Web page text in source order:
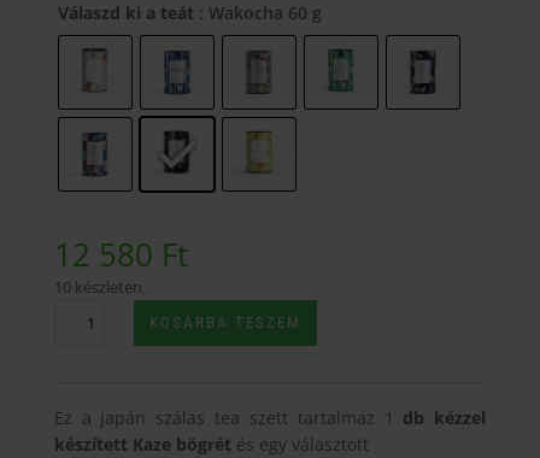
-
12
580 Ft
Válaszd ki a teát : Wakocha 60 g
12 580 Ft
10 készleten
1
Kaze
KOSÁRBA TESZEM
Ez a japán szálas tea szett tartalmaz 1 db kézzel
készített Kaze bögrét és egy választott